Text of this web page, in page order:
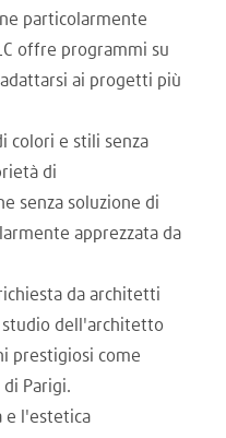
particolarmente
offre programmi su
ai progetti più
colori e stili senza
di
senza soluzione di
apprezzata da
da architetti
studio dell'architetto
prestigiosi come
di Parigi.
e l'estetica